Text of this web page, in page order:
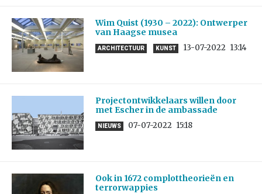
Wim Quist (1930 – 2022): Ontwerper
van Haagse musea
ARCHITECTUUR KUNST 13-07-2022 13:14
Projectontwikkelaars willen door
met Escher in de ambassade
NIEUWS 07-07-2022 15:18
Ook in 1672 complottheorieën en
terrorwappies